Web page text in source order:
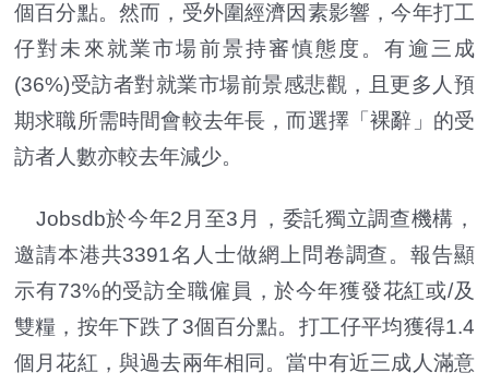
個百分點。然而，受外圍經濟因素影響，今年打工
仔對未來就業市場前景持審慎態度。有逾三成
(36%)受訪者對就業市場前景感悲觀，且更多人預
期求職所需時間會較去年長，而選擇「裸辭」的受
訪者人數亦較去年減少。
Jobsdb於今年2月至3月，委託獨立調查機構，
邀請本港共3391名人士做網上問卷調查。報告顯
示有73%的受訪全職僱員，於今年獲發花紅或/及
雙糧，按年下跌了3個百分點。打工仔平均獲得1.4
個月花紅，與過去兩年相同。當中有近三成人滿意